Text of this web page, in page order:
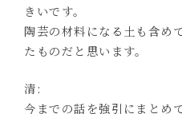
きいです。
陶芸の材料になる土も含め
たものだと思います。
清:
今までの話を強引にまとめ